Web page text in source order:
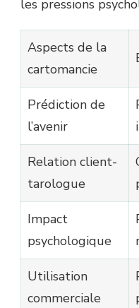
les pressions
Aspects de la
cartomancie
Prédiction de
l’avenir
Relation client-
tarologue
Impact
psychologique
Utilisation
commerciale